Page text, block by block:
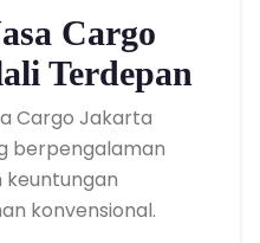
Cargo
Terdepan
Cargo Jakarta
berpengalaman
konvensional.